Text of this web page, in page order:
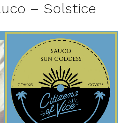
– Solstice